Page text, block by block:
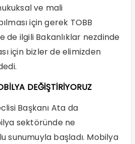
ve mali
için gerek TOBB
de ilgili Bakanlıklar nezdinde
için bizler de elimizden
DEĞİŞTİRİYORUZ
Başkanı Ata da
sektöründe ne
sunumuyla başladı. Mobilya